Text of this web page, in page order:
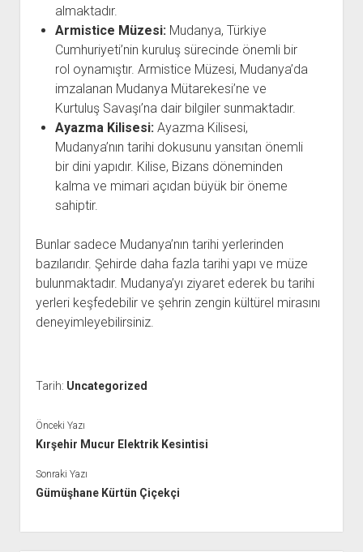
almaktadır.
Armistice Müzesi:Mudanya, Türkiye
Cumhuriyeti’nin kuruluş sürecinde önemli bir
rol oynamıştır. Armistice Müzesi, Mudanya’da
imzalanan Mudanya Mütarekesi’ne ve
Kurtuluş Savaşı’na dair bilgiler sunmaktadır.
Ayazma Kilisesi:Ayazma Kilisesi,
Mudanya’nın tarihi dokusunu yansıtan önemli
bir dini yapıdır. Kilise, Bizans döneminden
kalma ve mimari açıdan büyük bir öneme
sahiptir.
Bunlar sadece Mudanya’nın tarihi yerlerinden
bazılarıdır. Şehirde daha fazla tarihi yapı ve müze
bulunmaktadır. Mudanya’yı ziyaret ederek bu tarihi
yerleri keşfedebilir ve şehrin zengin kültürel mirasını
deneyimleyebilirsiniz.
Tarih: Uncategorized
Önceki Yazı
Kırşehir Mucur Elektrik Kesintisi
Sonraki Yazı
Gümüşhane Kürtün Çiçekçi